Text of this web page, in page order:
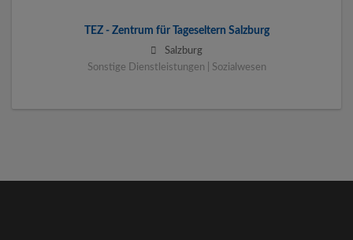
TEZ - Zentrum für Tageseltern Salzburg
Salzburg
Sonstige Dienstleistungen | Sozialwesen